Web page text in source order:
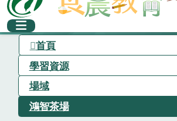
首頁
學習資源
場域
鴻智茶場